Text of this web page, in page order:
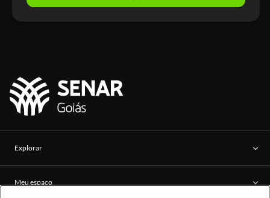
Explorar
Meu espaço